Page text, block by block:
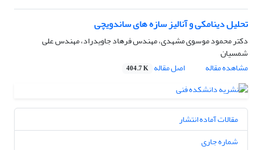
تحلیل دینامکی و آنالیز سازه های ساندویچی
دکتر محمود موسوی مشهدی، مهندس فرهاد جاویدراد، مهندس علی
شمسیان
مشاهده مقاله
اصل مقاله 404.7 K
مقالات آماده انتشار
شماره جاری